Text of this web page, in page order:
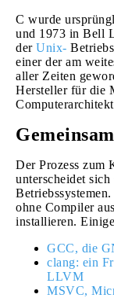
C wurde
und 1973 in Bell
der Unix-
einer der am
aller Zeiten
Hersteller für die
Der Prozess zum
unterscheidet
ohne Compiler
installieren.
GCC, die
clang: ein
LLVM
MSVC,